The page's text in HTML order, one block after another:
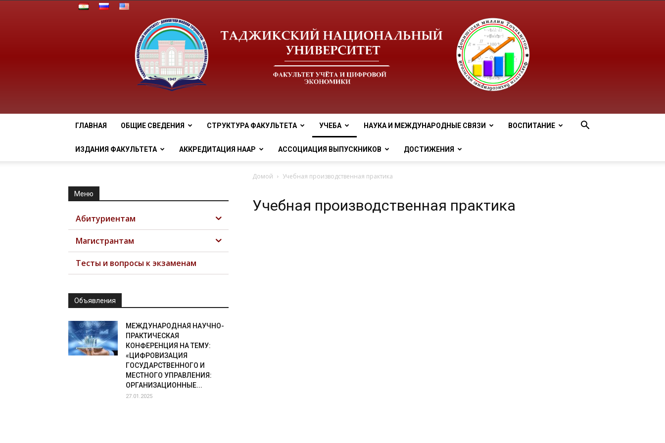
tnu
ГЛАВНАЯ ОБЩИЕ СВЕДЕНИЯ СТРУКТУРА ФАКУЛЬТЕТА УЧЕБА НАУКА И МЕЖДУНАРОДНЫЕ СВЯЗИ ВОСПИТАНИЕ
ИЗДАНИЯ ФАКУЛЬТЕТА АККРЕДИТАЦИЯ НААР АССОЦИАЦИЯ ВЫПУСКНИКОВ ДОСТИЖЕНИЯ
Домой Учебная производственная практика
Учебная производственная практика
Меню
Абитуриентам
Магистрантам
Тесты и вопросы к экзаменам
Объявления
МЕЖДУНАРОДНАЯ НАУЧНО-
ПРАКТИЧЕСКАЯ
КОНФЕРЕНЦИЯ НА ТЕМУ:
«ЦИФРОВИЗАЦИЯ
ГОСУДАРСТВЕННОГО И
МЕСТНОГО УПРАВЛЕНИЯ:
ОРГАНИЗАЦИОННЫЕ...
27.01.2025